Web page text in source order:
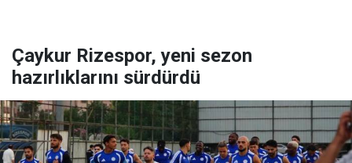
Çaykur Rizespor, yeni sezon
hazırlıklarını sürdürdü